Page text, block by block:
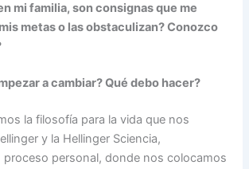
mi familia, son consignas que me
metas o las obstaculizan? Conozco
a cambiar? Qué debo hacer?
la filosofía para la vida que nos
y la Hellinger Sciencia,
personal, donde nos colocamos